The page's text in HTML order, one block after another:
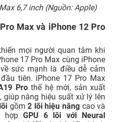
6,7 inch (Nguồn: Apple)
Max và iPhone 12 Pro
mọi người quan tâm khi
17 Pro Max cùng iPhone
sức mạnh là điều dễ cảm
tiên. iPhone 17 Pro Max
Prothế hệ mới, sản xuất
giúp nâng hiệu suất xử lý lên
gồm 2 lõi hiệu năngcao và
hợpGPU 6 lõi với Neural